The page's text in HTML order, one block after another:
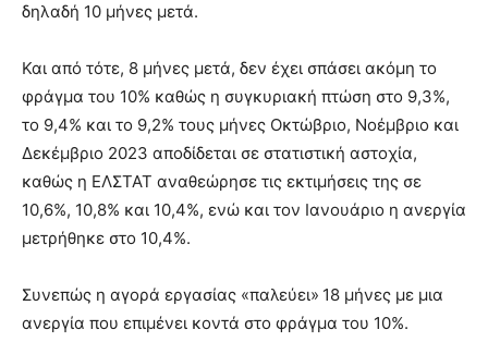
δηλαδή 10 μήνες μετά.
Και από τότε, 8 μήνες μετά, δεν έχει σπάσει ακόμη το
φράγμα του 10% καθώς η συγκυριακή πτώση στο 9,3%,
το 9,4% και το 9,2% τους μήνες Οκτώβριο, Νοέμβριο και
Δεκέμβριο 2023 αποδίδεται σε στατιστική αστοχία,
καθώς η ΕΛΣΤΑΤ αναθεώρησε τις εκτιμήσεις της σε
10,6%, 10,8% και 10,4%, ενώ και τον Ιανουάριο η ανεργία
μετρήθηκε στο 10,4%.
Συνεπώς η αγορά εργασίας «παλεύει» 18 μήνες με μια
ανεργία που επιμένει κοντά στο φράγμα του 10%.